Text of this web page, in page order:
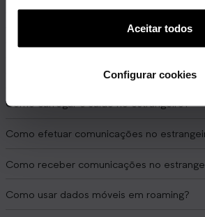
funcionalidade) e adaptar anúncios
(cookies de publicidadeAceitar todos
Configurar cookies
Como ativo o Roaming
O que acontece em zonas fronteiriças?
Como carregar o saldo no estrangeiro?
Como efetuar comunicações no
Como receber comunicações no
Como usar dados móveis em roaming?